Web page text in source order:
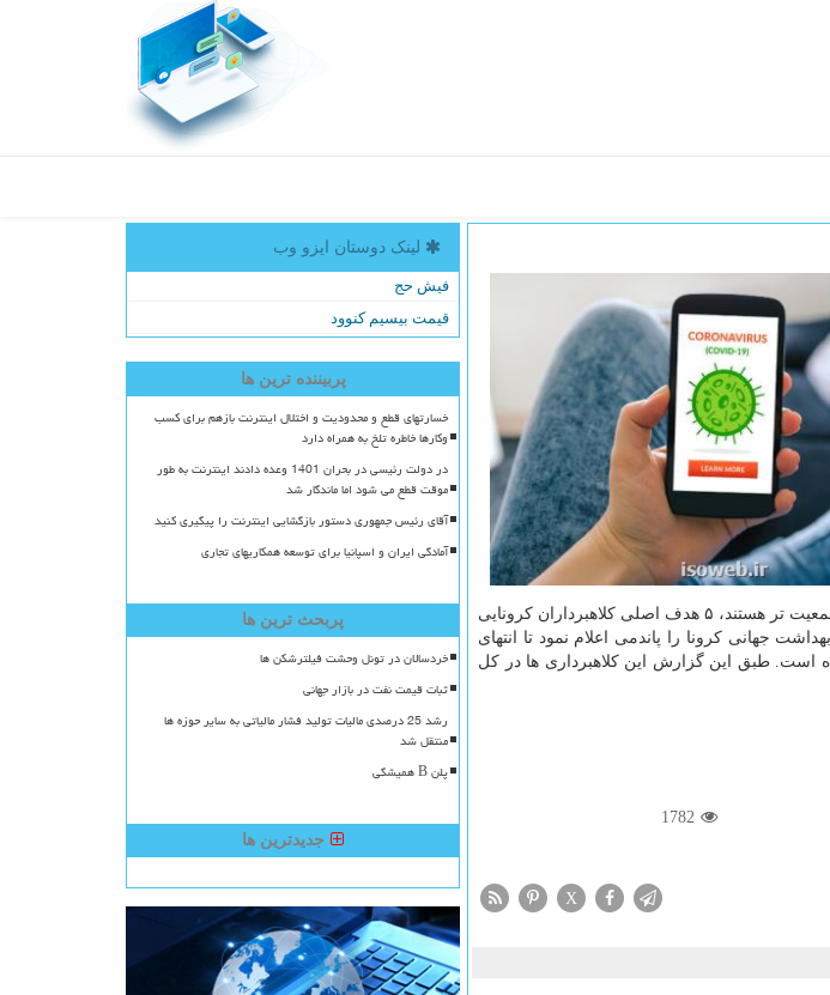
رفت، کالیفرنیا، فلوریدا، نیویورک، تگزاس و پنسیلوانیا، که در میان ۵۰ ایالت آمریکا از همه پرجمعیت تر هستند، ۵ هدف اصلی کلاهبرداران کرونایی
بهداشت جهانی کرونا را پاندمی اعلام نمود تا انتهای
کرونا انجام شده است. طبق این گزارش این کلاهبرداری ها در کل
1782
X
لینک دوستان ایزو وب
فیش حج
قیمت بیسیم کنوود
پربیننده ترین ها
خسارتهای قطع و محدودیت و اختلال اینترنت بازهم برای کسب
وکارها خاطره تلخ به همراه دارد
در دولت رئیسی در بحران 1401 وعده دادند اینترنت به طور
موقت قطع می شود اما ماندگار شد
آقای رئیس جمهوری دستور بازگشایی اینترنت را پیگیری کنید
آمادگی ایران و اسپانیا برای توسعه همکاریهای تجاری
پربحث ترین ها
خردسالان در تونل وحشت فیلترشکن ها
ثبات قیمت نفت در بازار جهانی
رشد 25 درصدی مالیات تولید فشار مالیاتی به سایر حوزه ها
منتقل شد
پلن B همیشگی
جدیدترین ها